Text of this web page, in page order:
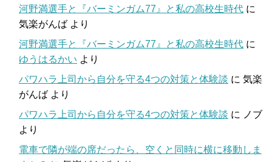
河野満選手と『バーミンガム77』と私の高校生時代 に
気楽がんば より
河野満選手と『バーミンガム77』と私の高校生時代 に
ゆうはるかい より
パワハラ上司から自分を守る4つの対策と体験談 に 気楽
がんば より
パワハラ上司から自分を守る4つの対策と体験談 に ノブ
より
電車で隣が端の席だったら、空くと同時に横に移動しま